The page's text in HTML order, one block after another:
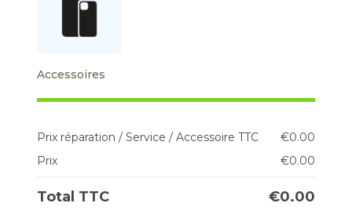
Accessoires
Prix réparation / Service / Accessoire TTC €0.00
Prix
€0.00
Total TTC €0.00